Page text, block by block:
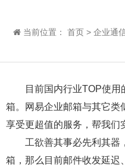
当前位置： 首页>企业通
目前国内行业TOP使用
箱。网易企业邮箱与其它类
享受更超值的服务，帮我们
工欲善其事必先利其器
箱，那么目前邮件收发延迟